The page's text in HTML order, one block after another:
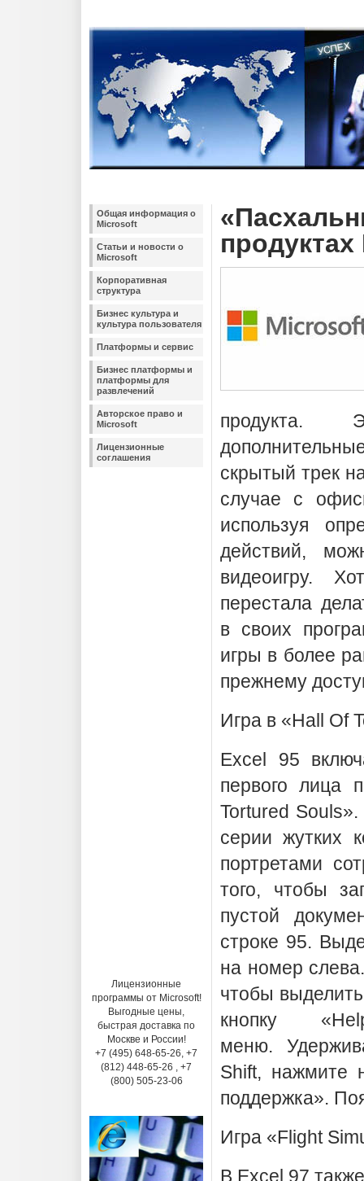
Общая информация о
Microsoft
Статьи и новости о
Microsoft
Корпоративная
структура
Бизнес культура и
культура пользователя
Платформы и сервис
Бизнес платформы и
платформы для
развлечений
Авторское право и
Microsoft
Лицензионные
соглашения
Лицензионные
программы от Microsoft!
Выгодные цены,
быстрая доставка по
Москве и России!
+7 (495) 648-65-26, +7
(812) 448-65-26 , +7
(800) 505-23-06
скрытый трек
случае с
используя
действий,
видеоигру.
перестала
в своих
игры в более
прежнему
Игра в «Hall Of
Excel 95
первого лица
Tortured
серии жутких
портретами
того, чтобы
пустой
строке 95.
на номер
чтобы
кнопку
меню.
Shift, нажмите
поддержка».
Игра «Flight
В Excel 97